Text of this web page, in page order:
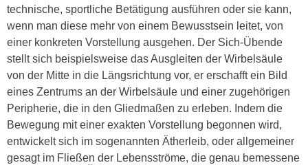
technische, sportliche Betätigung ausführen oder sie kann,
wenn man diese mehr von einem Bewusstsein leitet, von
einer konkreten Vorstellung ausgehen. Der Sich-Übende
stellt sich beispielsweise das Ausgleiten der Wirbelsäule
von der Mitte in die Längsrichtung vor, er erschafft ein Bild
eines Zentrums an der Wirbelsäule und einer zugehörigen
Peripherie, die in den Gliedmaßen zu erleben. Indem die
Bewegung mit einer exakten Vorstellung begonnen wird,
entwickelt sich im sogenannten Ätherleib, oder allgemeiner
gesagt im Fließen der Lebensströme, die genau bemessene